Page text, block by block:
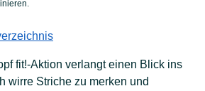
fit!-Aktion verlangt einen Blick ins
wirre Striche zu merken und